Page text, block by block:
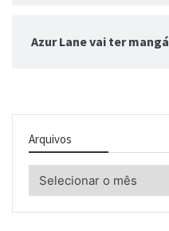
Azur Lane vai ter mangá
Arquivos